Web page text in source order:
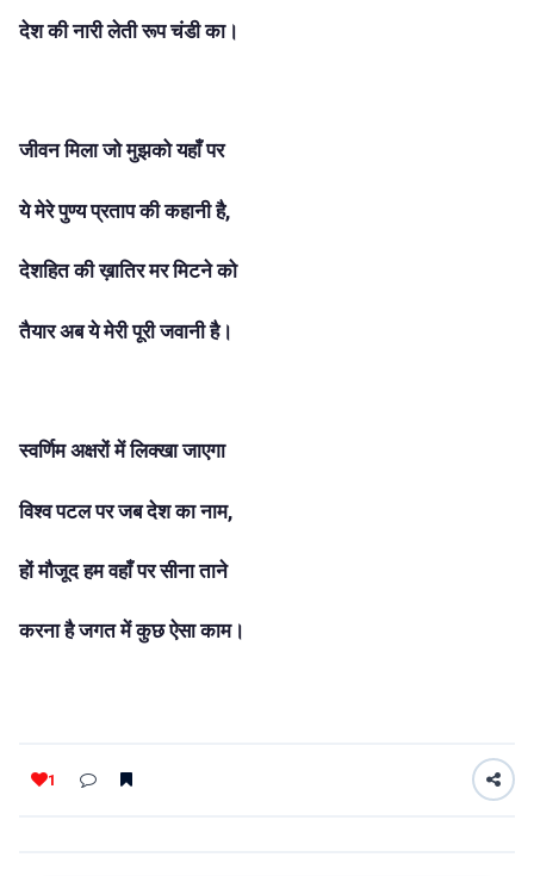
देश की नारी लेती रूप चंडी का।
जीवन मिला जो मुझको यहाँ पर
ये मेरे पुण्य प्रताप की कहानी है,
देशहित की ख़ातिर मर मिटने को
तैयार अब ये मेरी पूरी जवानी है।
स्वर्णिम अक्षरों में लिक्खा जाएगा
विश्व पटल पर जब देश का नाम,
हों मौजूद हम वहाँ पर सीना ताने
करना है जगत में कुछ ऐसा काम।
1